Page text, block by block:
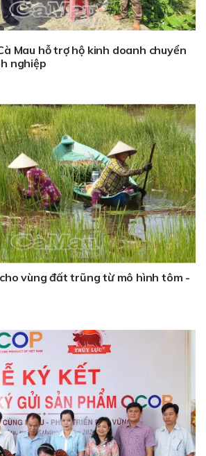
Mau hỗ trợ hộ kinh doanh chuyển
nghiệp
vùng đất trũng từ mô hình tôm -